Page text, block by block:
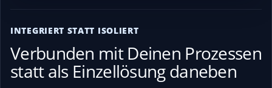
INTEGRIERT STATT ISOLIERT
Verbunden mit Deinen Prozessen
statt als Einzellösung daneben